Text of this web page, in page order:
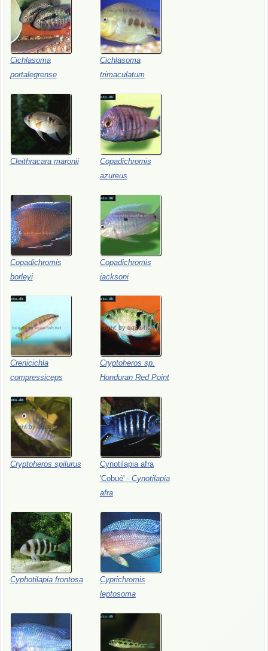
Cichlasoma
portalegrense
Cichlasoma
trimaculatum
Cleithracara maronii
Copadichromis
azureus
Copadichromis
borleyi
Copadichromis
jacksoni
Crenicichla
compressiceps
Cryptoheros sp.
Honduran Red Point
Cryptoheros spilurus Cynotilapia afra
'Cobué' - Cynotilapia
afra
Cyphotilapia frontosa
Cyprichromis
leptosoma